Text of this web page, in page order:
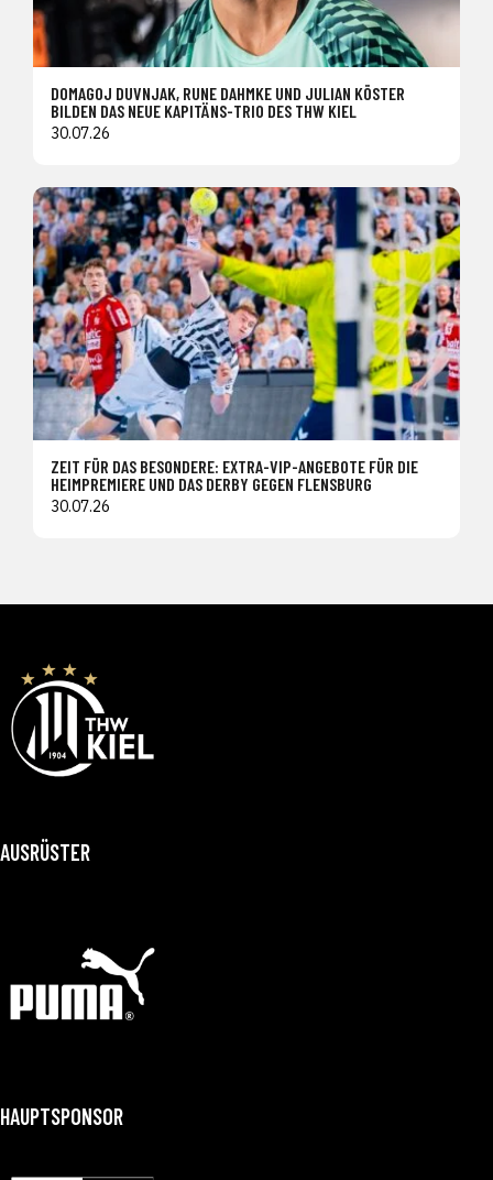
DOMAGOJ DUVNJAK, RUNE DAHMKE UND JULIAN KÖSTER
BILDEN DAS NEUE KAPITÄNS-TRIO DES THW KIEL
30.07.26
ZEIT FÜR DAS BESONDERE: EXTRA-VIP-ANGEBOTE FÜR DIE
HEIMPREMIERE UND DAS DERBY GEGEN FLENSBURG
30.07.26
AUSRÜSTER
HAUPTSPONSOR